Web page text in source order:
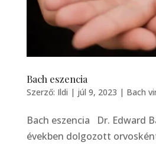
Bach eszencia
Szerző: Ildi | júl 9, 2023 | Bach
Bach eszencia Dr. Edward
években dolgozott